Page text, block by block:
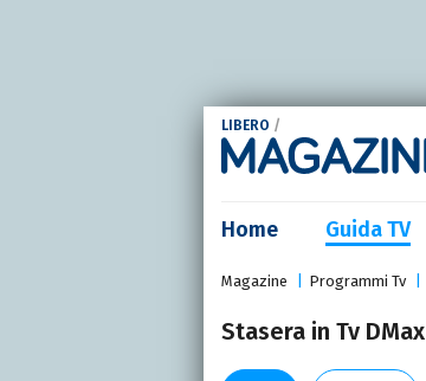
LIBERO /
Home Guida TV
Magazine Programmi Tv
Stasera in Tv DMax